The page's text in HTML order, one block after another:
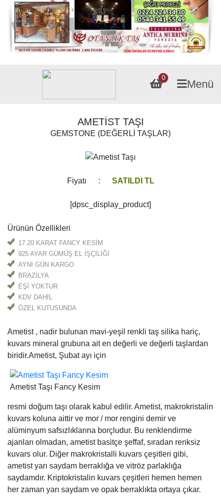
0
Menü
AMETİST TAŞI
GEMSTONE (DEĞERLİ TAŞLAR)
Fiyatı : SATILDI TL
[dpsc_display_product]
Ürünün Özellikleri
17.20 KARAT FANCY KESİM
925 AYAR GÜMÜŞ EL İŞÇİLİĞİ
ÜCRETSİZ
AYNI GÜN KARGO
BRAZİLYA
EŞİ YOKTUR
KDV DAHİL
ÖZEL KUTUSUNDA
Ametist , nadir bulunan mavi-yeşil renkli taş silika hariç,
kuvars mineral grubuna ait en değerli ve değerli taşlardan
biridir.Ametist, Şubat ayı için
Ametist Taşı Fancy Kesim
resmi doğum taşı olarak kabul edilir. Ametist, makrokristalin
kuvars koluna aittir ve mor / mor rengini demir ve
alüminyum safsızlıklarına borçludur. Bu renklendirme
ajanları olmadan, ametist basitçe şeffaf, sıradan renksiz
kuvars olur. Diğer makrokristalli kuvars çeşitleri gibi,
ametist yarı saydam berraklığa ve vitröz parlaklığa
saydamdır. Kriptokristalin kuvars çeşitleri hemen hemen
her zaman yarı saydam ve opak berraklıkta ortaya çıkar.